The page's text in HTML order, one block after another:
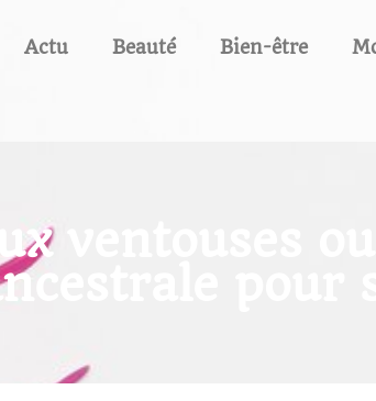
Actu Beauté Bien-être
ventouses
pour